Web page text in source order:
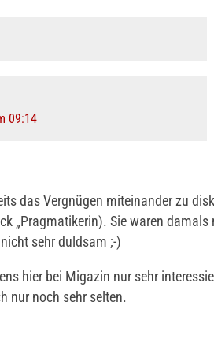
09:14
das Vergnügen miteinander zu
„Pragmatikerin). Sie waren damals
sehr duldsam ;-)
hier bei Migazin nur sehr
nur noch sehr selten.